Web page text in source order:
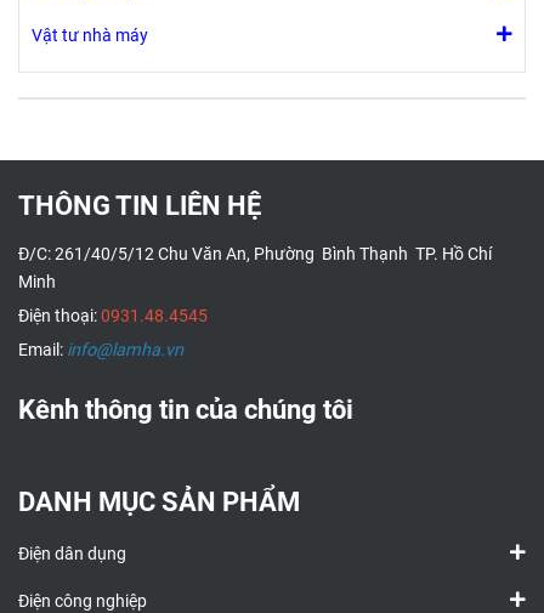
Vật tư nhà máy
THÔNG TIN LIÊN HỆ
Đ/C: 261/40/5/12 Chu Văn An, Phường Bình Thạnh TP. Hồ Chí
Minh
Điện thoại:0931.48.4545
Email: info@lamha.vn
Kênh thông tin của chúng tôi
DANH MỤC SẢN PHẨM
Điện dân dụng
Điện công nghiệp